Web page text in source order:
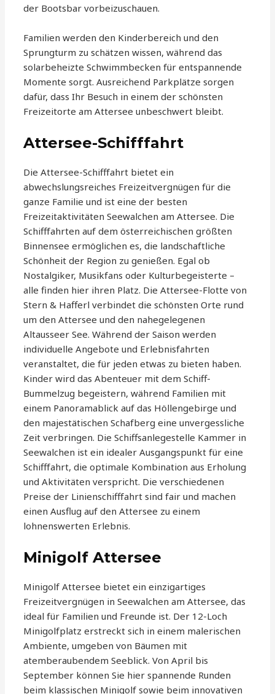
der Bootsbar vorbeizuschauen.
Familien werden den Kinderbereich und den
Sprungturm zu schätzen wissen, während das
solarbeheizte Schwimmbecken für entspannende
Momente sorgt. Ausreichend Parkplätze sorgen
dafür, dass Ihr Besuch in einem der schönsten
Freizeitorte am Attersee unbeschwert bleibt.
Attersee-Schifffahrt
Die Attersee-Schifffahrt bietet ein
abwechslungsreiches Freizeitvergnügen für die
ganze Familie und ist eine der besten
Freizeitaktivitäten Seewalchen am Attersee. Die
Schifffahrten auf dem österreichischen größten
Binnensee ermöglichen es, die landschaftliche
Schönheit der Region zu genießen. Egal ob
Nostalgiker, Musikfans oder Kulturbegeisterte –
alle finden hier ihren Platz. Die Attersee-Flotte von
Stern & Hafferl verbindet die schönsten Orte rund
um den Attersee und den nahegelegenen
Altausseer See. Während der Saison werden
individuelle Angebote und Erlebnisfahrten
veranstaltet, die für jeden etwas zu bieten haben.
Kinder wird das Abenteuer mit dem Schiff-
Bummelzug begeistern, während Familien mit
einem Panoramablick auf das Höllengebirge und
den majestätischen Schafberg eine unvergessliche
Zeit verbringen. Die Schiffsanlegestelle Kammer in
Seewalchen ist ein idealer Ausgangspunkt für eine
Schifffahrt, die optimale Kombination aus Erholung
und Aktivitäten verspricht. Die verschiedenen
Preise der Linienschifffahrt sind fair und machen
einen Ausflug auf den Attersee zu einem
lohnenswerten Erlebnis.
Minigolf Attersee
Minigolf Attersee bietet ein einzigartiges
Freizeitvergnügen in Seewalchen am Attersee, das
ideal für Familien und Freunde ist. Der 12-Loch
Minigolfplatz erstreckt sich in einem malerischen
Ambiente, umgeben von Bäumen mit
atemberaubendem Seeblick. Von April bis
September können Sie hier spannende Runden
beim klassischen Minigolf sowie beim innovativen